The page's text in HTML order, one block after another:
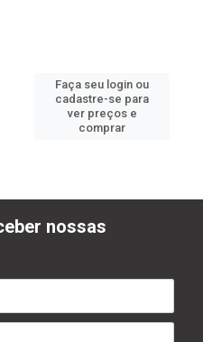
Faça seu login ou
cadastre-se para
ver preços e
comprar
nossas